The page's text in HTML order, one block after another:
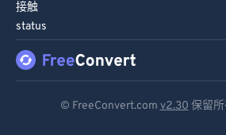
接触
status
© FreeConvert.com v2.30 保留